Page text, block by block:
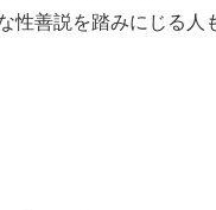
善説を踏みにじる人